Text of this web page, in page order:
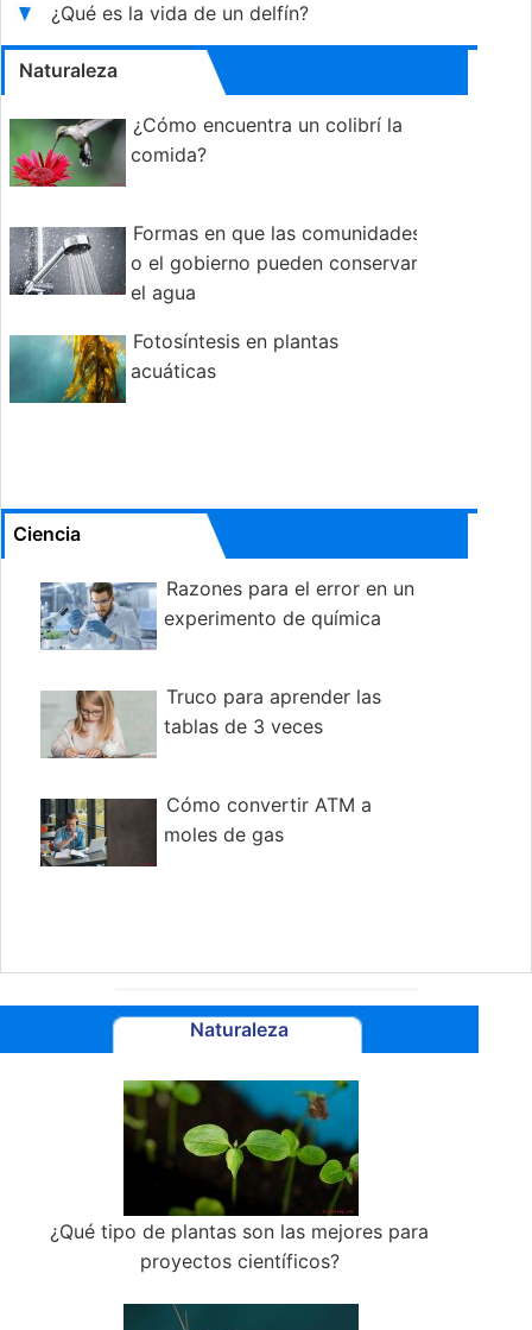
¿Qué es la vida de un delfín?
Naturaleza
¿Cómo encuentra un colibrí la
comida?
Formas en que las comunidades
o el gobierno pueden conservar
el agua
Fotosíntesis en plantas
acuáticas
Ciencia
Razones para el error en un
experimento de química
Truco para aprender las
tablas de 3 veces
Cómo convertir ATM a
moles de gas
Naturaleza
¿Qué tipo de plantas son las mejores para
proyectos científicos?